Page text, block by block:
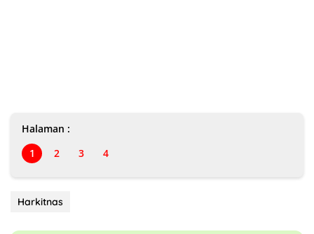
Halaman :
1
2 3 4
Harkitnas